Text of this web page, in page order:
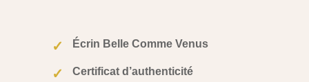
✓ Écrin Belle Comme Venus
✓ Certificat d’authenticité